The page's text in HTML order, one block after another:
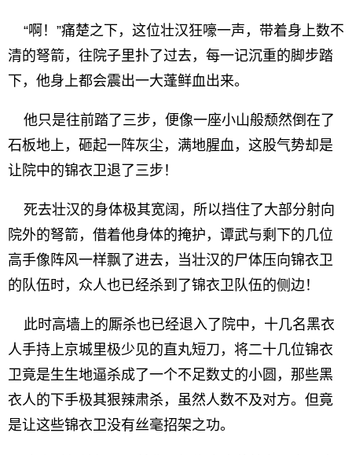
“啊！”痛楚之下，这位壮汉狂嚎一声，带着身上数不
清的弩箭，往院子里扑了过去，每一记沉重的脚步踏
下，他身上都会震出一大蓬鲜血出来。
他只是往前踏了三步，便像一座小山般颓然倒在了
石板地上，砸起一阵灰尘，满地腥血，这股气势却是
让院中的锦衣卫退了三步！
死去壮汉的身体极其宽阔，所以挡住了大部分射向
院外的弩箭，借着他身体的掩护，谭武与剩下的几位
高手像阵风一样飘了进去，当壮汉的尸体压向锦衣卫
的队伍时，众人也已经杀到了锦衣卫队伍的侧边！
此时高墙上的厮杀也已经退入了院中，十几名黑衣
人手持上京城里极少见的直丸短刀，将二十几位锦衣
卫竟是生生地逼杀成了一个不足数丈的小圆，那些黑
衣人的下手极其狠辣肃杀，虽然人数不及对方。但竟
是让这些锦衣卫没有丝毫招架之功。